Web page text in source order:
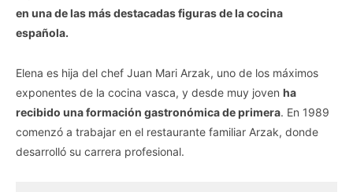
en una de las más destacadas figuras de la cocina
española.
Elena es hija del chef Juan Mari Arzak, uno de los máximos
exponentes de la cocina vasca, y desde muy joven ha
recibido una formación gastronómica de primera. En 1989
comenzó a trabajar en el restaurante familiar Arzak, donde
desarrolló su carrera profesional.